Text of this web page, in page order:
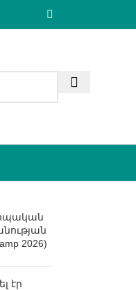
2026)
էր